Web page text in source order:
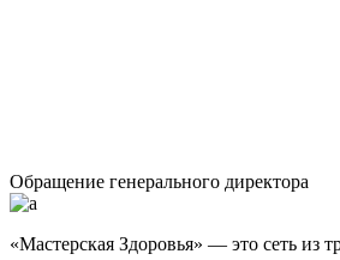
Обращение генерального директора
«Мастерская Здоровья» — это сеть из